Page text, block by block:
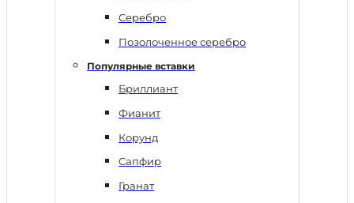
Серебро
Позолоченное серебро
Популярные вставки
Бриллиант
Фианит
Корунд
Сапфир
Гранат